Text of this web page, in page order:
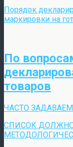
Порядок
маркировки на
По
товаров
ЧАСТО
СПИСОК